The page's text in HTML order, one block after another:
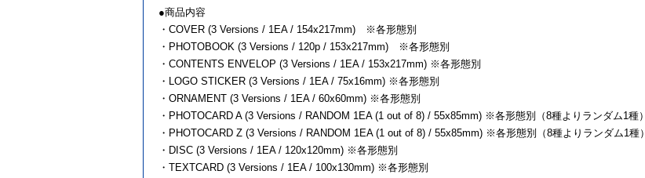
●商品内容
・COVER (3 Versions / 1EA / 154x217mm) ※各形態別
・PHOTOBOOK (3 Versions / 120p / 153x217mm) ※各形態別
・CONTENTS ENVELOP (3 Versions / 1EA / 153x217mm) ※各形態別
・LOGO STICKER (3 Versions / 1EA / 75x16mm) ※各形態別
・ORNAMENT (3 Versions / 1EA / 60x60mm) ※各形態別
・PHOTOCARD A (3 Versions / RANDOM 1EA (1 out of 8) / 55x85mm) ※各形態別（8種よりランダム1種）
・PHOTOCARD Z (3 Versions / RANDOM 1EA (1 out of 8) / 55x85mm) ※各形態別（8種よりランダム1種）
・DISC (3 Versions / 1EA / 120x120mm) ※各形態別
・TEXTCARD (3 Versions / 1EA / 100x130mm) ※各形態別